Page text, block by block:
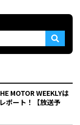
MOTOR WEEKLYは
ポート！【放送予